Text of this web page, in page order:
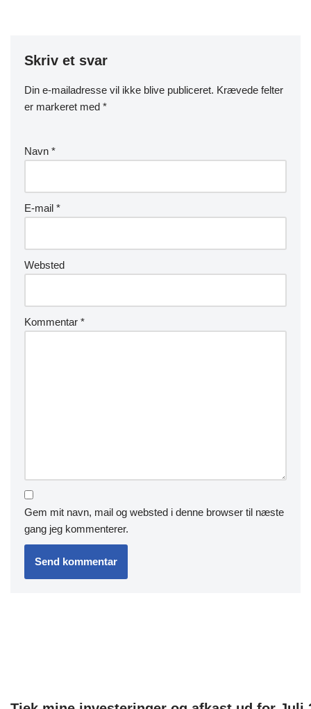
Skriv et svar
Din e-mailadresse vil ikke blive publiceret. Krævede felter
er markeret med *
Navn *
E-mail *
Websted
Kommentar *
Gem mit navn, mail og websted i denne browser til næste
gang jeg kommenterer.